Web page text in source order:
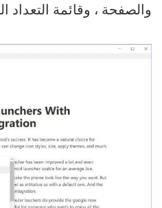
والصفحة ، وقائمة التعداد